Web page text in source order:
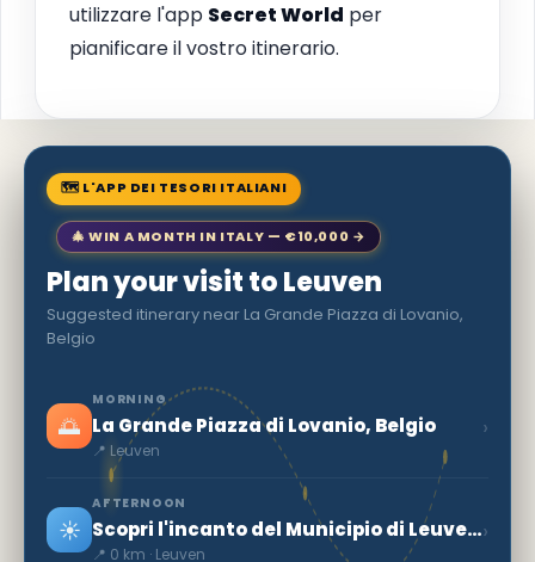
utilizzare l'app Secret World per
pianificare il vostro itinerario.
🗺 L'APP DEI TESORI ITALIANI
🎄 WIN A MONTH IN ITALY — €10,000 →
Plan your visit to Leuven
Suggested itinerary near La Grande Piazza di Lovanio,
Belgio
🌅
MORNING
La Grande Piazza di Lovanio, Belgio
📍 Leuven
›
☀️
AFTERNOON
Scopri l'incanto del Municipio di Leuven, in Belgio
📍 0 km · Leuven
›